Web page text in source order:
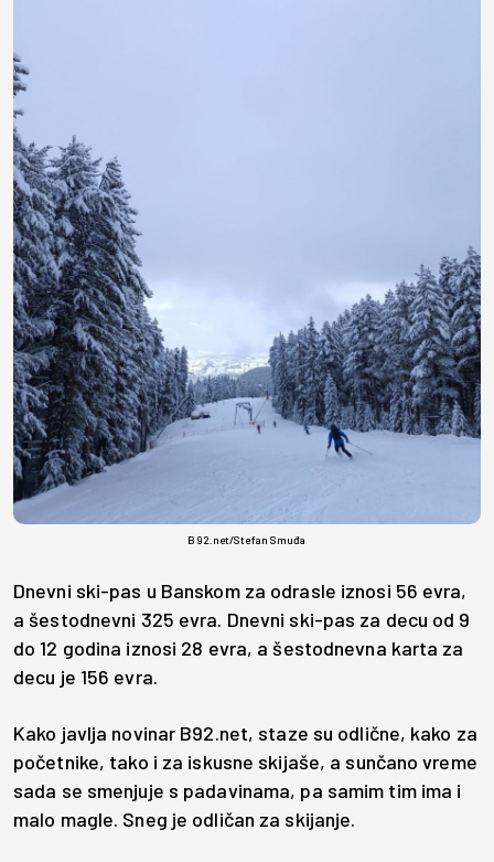
B92.net/Stefan Smuđa
Dnevni ski-pas u Banskom za odrasle iznosi 56 evra,
a šestodnevni 325 evra. Dnevni ski-pas za decu od 9
do 12 godina iznosi 28 evra, a šestodnevna karta za
decu je 156 evra.
Kako javlja novinar B92.net, staze su odlične, kako za
početnike, tako i za iskusne skijaše, a sunčano vreme
sada se smenjuje s padavinama, pa samim tim ima i
malo magle. Sneg je odličan za skijanje.